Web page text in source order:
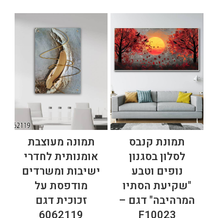
צבעוני אפור ברבורים
סגול צהוב
לבן
ירח גיאומטרי
עלים תכלת ציפורים
איילים פרפרים
אפריקאיות אריות
תמונות מעוצבות סוסים
תמונת קנבס
לסלון בסגנון
נופים וטבע
"שקיעת הסתיו
המרהיבה" דגם –
תמונה מעוצבת
אומנותית לחדרי
ישיבות ומשרדים
מודפסת על
זכוכית דגם